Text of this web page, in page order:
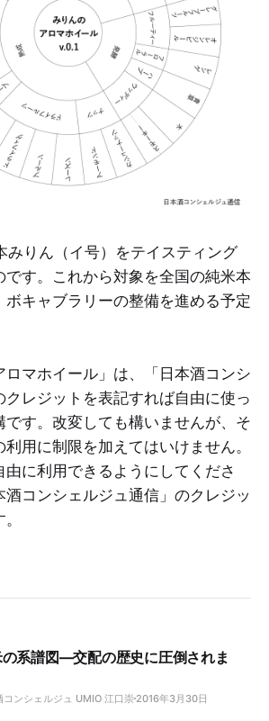
みりん（イ号）をテイスティング
です。これから対象を全国の純米本
キャブラリーの整備を進める予定
ロマホイール」は、「日本酒コンシ
クレジットを表記すれば自由に使っ
です。改変しても構いませんが、そ
用に制限を加えてはいけません。
に利用できるようにしてくださ
コンシェルジュ通信」のクレジッ
系譜図―交配の歴史に圧倒されま
コンシェルジュ UMIO 江口崇 2016年3月30日